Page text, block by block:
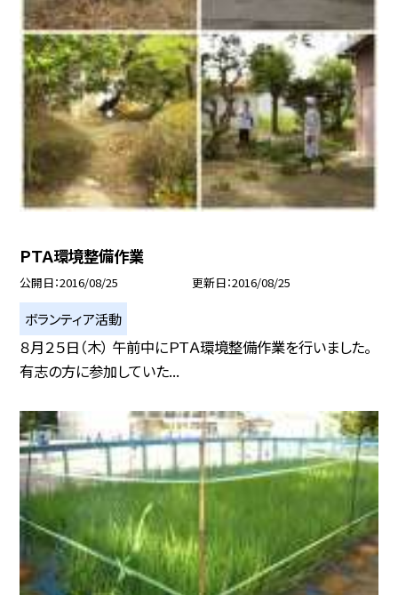
ＰＴＡ環境整備作業
公開日 2016/08/25 更新日 2016/08/25
ボランティア活動
８月２５日（木） 午前中にＰＴＡ環境整備作業を行いました。
有志の方に参加していた...